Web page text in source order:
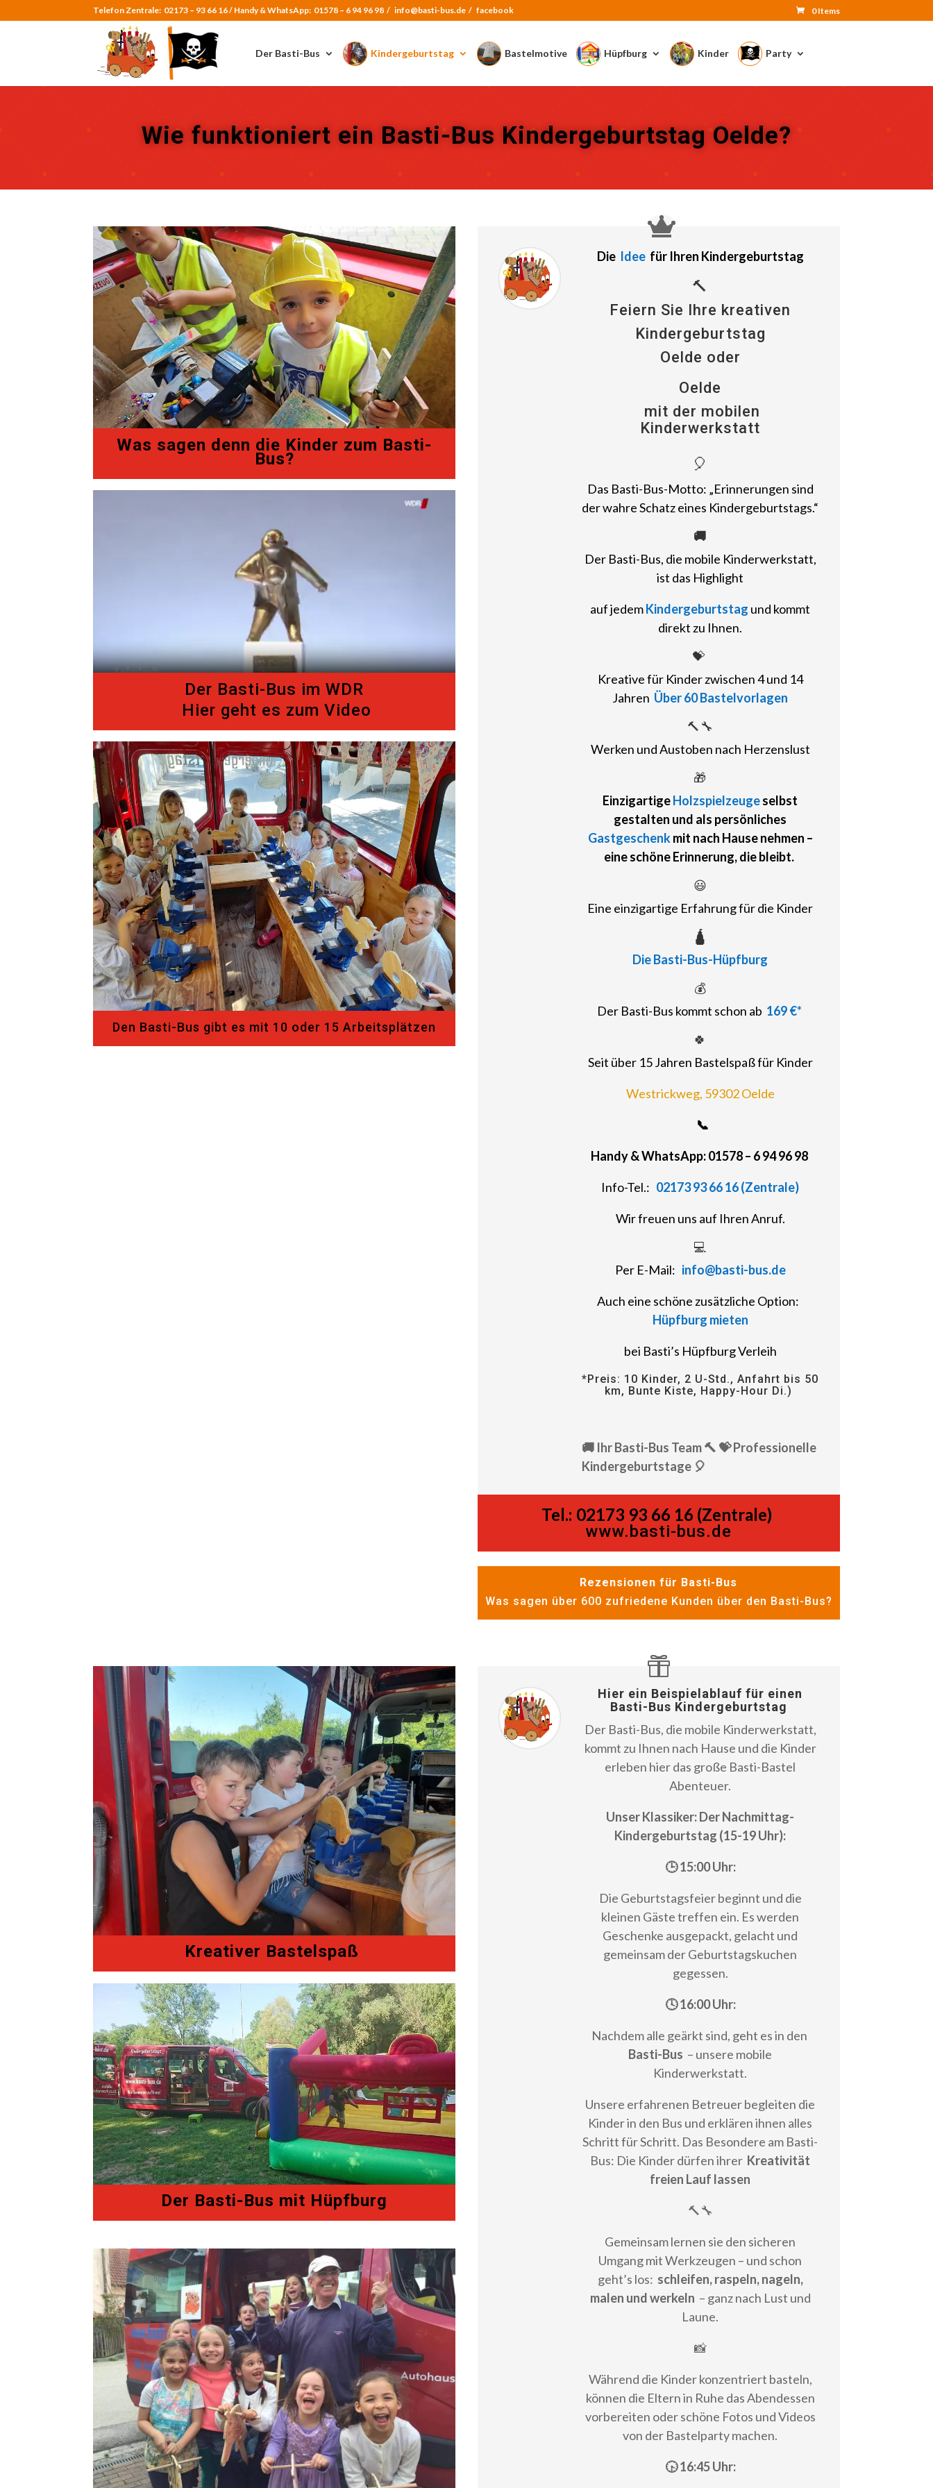
Telefon Zentrale: 02173 – 93 66 16 / Handy & WhatsApp: 01578 – 6 94 96 98 / info@basti-bus.de / facebook 0 Items
Der Basti-Bus Kindergeburtstag Bastelmotive Hüpfburg Kinder Party
Wie funktioniert ein Basti-Bus Kindergeburtstag Oelde?
Was sagen denn die Kinder zum Basti-
Bus?
Der Basti-Bus im WDR
Hier geht es zum Video
Den Basti-Bus gibt es mit 10 oder 15 Arbeitsplätzen
Die Ideefür Ihren Kindergeburtstag
🔨
Feiern Sie Ihre kreativen
Kindergeburtstag
Oelde oder
Oelde
mit der mobilen
Kinderwerkstatt
🎈
Das Basti-Bus-Motto: „Erinnerungen sind
der wahre Schatz eines Kindergeburtstags.“
🚚
Der Basti-Bus, die mobile Kinderwerkstatt,
ist das Highlight
auf jedemKindergeburtstag und kommt
direkt zu Ihnen.
💝
Kreativefür Kinder zwischen 4 und 14
Jahren Über 60 Bastelvorlagen
🔨🔧
Werken und Austoben nach Herzenslust
🎁
EinzigartigeHolzspielzeugeselbst
gestalten und als persönliches
Gastgeschenkmit nach Hause nehmen –
eine schöne Erinnerung, die bleibt.
😃
Eine einzigartige Erfahrung für die Kinder
🛕
Die Basti-Bus-Hüpfburg
💰
Der Basti-Bus kommt schon ab 169 €*
🍀
Seit über 15 Jahren Bastelspaß für Kinder
Westrickweg, 59302 Oelde
📞
Handy & WhatsApp: 01578 – 6 94 96 98
Info-Tel.: 02173 93 66 16 (Zentrale)
Wir freuen uns auf Ihren Anruf.
💻
Per E-Mail: info@basti-bus.de
Auch eine schöne zusätzliche Option:
Hüpfburg mieten
bei Basti’s Hüpfburg Verleih
*Preis: 10 Kinder, 2 U-Std., Anfahrt bis 50
km, Bunte Kiste, Happy-Hour Di.)
🚚 Ihr Basti-Bus Team 🔨 💝 Professionelle
Kindergeburtstage 🎈
Tel.: 02173 93 66 16 (Zentrale)
www.basti-bus.de
Rezensionen für Basti-Bus
Was sagen über 600 zufriedene Kunden über den Basti-Bus?
Kreativer Bastelspaß
Der Basti-Bus mit Hüpfburg
Hier ein Beispielablauf für einen
Basti-Bus Kindergeburtstag
Der Basti-Bus, die mobile Kinderwerkstatt,
kommt zu Ihnen nach Hause und die Kinder
erleben hier das große Basti-Bastel
Abenteuer.
Unser Klassiker: Der Nachmittag-
Kindergeburtstag (15-19 Uhr):
🕒 15:00 Uhr:
Die Geburtstagsfeier beginnt und die
kleinen Gäste treffen ein. Es werden
Geschenke ausgepackt, gelacht und
gemeinsam der Geburtstagskuchen
gegessen.
🕓 16:00 Uhr:
Nachdem alle geärkt sind, geht es in den
Basti-Bus – unsere mobile
Kinderwerkstatt.
Unsere erfahrenen Betreuer begleiten die
Kinder in den Bus und erklären ihnen alles
Schritt für Schritt. Das Besondere am Basti-
Bus: Die Kinder dürfen ihrer Kreativität
freien Lauf lassen
🔨🔧
Gemeinsam lernen sie den sicheren
Umgang mit Werkzeugen – und schon
geht’s los: schleifen, raspeln, nageln,
malen und werkeln – ganz nach Lust und
Laune.
📸
Während die Kinder konzentriert basteln,
können die Eltern in Ruhe das Abendessen
vorbereiten oder schöne Fotos und Videos
von der Bastelparty machen.
🕟 16:45 Uhr: